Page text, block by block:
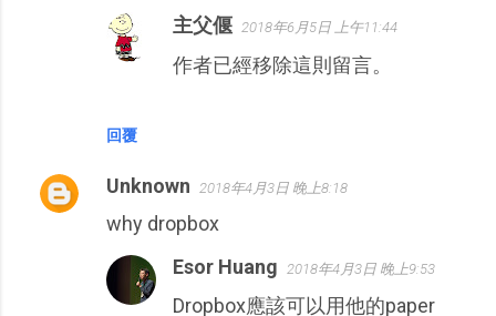
回覆
主父偃 2018年6月5日 上午11:44
作者已經移除這則留言。
Unknown 2018年4月3日 晚上8:18
why dropbox
Esor Huang 2018年4月3日 晚上9:53
Dropbox應該可以用他的paper